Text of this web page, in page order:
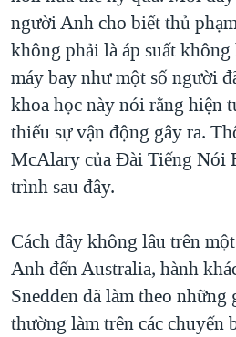
"Tìm"NGƯỜI VIỆT HẢI NGOẠI
ĐỜI SỐNG
KINH TẾ
KHOA HỌC
SỨC KHOẺ
VĂN HOÁ
GIÁO DỤC
HÀNH TRÌNH BẦU CỬ 2024
MỘT NĂM CHIẾN TRANH TẠI DẢI
GIẢI MÃ VÀNH ĐAI & CON
NGÀY TỊ NẠN THẾ GIỚI
TRỊNH VĨNH BÌNH - NGƯỜI HẠ
GROUND ZERO – XƯA VÀ NAY
CÁC GIÁ TRỊ CỘNG HÒA Ở VIỆT
THƯỢNG ĐỈNH TRUMP-KIM TẠI
TRỊNH VĨNH BÌNH VS. CHÍNH
VIDEO
NGHE
MẠNG XÃ HỘI
Ngôn ngữ khác
người Anh cho biết thủ
không phải là áp suất
máy bay như một số người
khoa học này nói rằng hiện
thiếu sự vận động gây ra.
McAlary của Đài Tiếng Nói
trình sau đây.
Cách đây không lâu trên
Anh đến Australia, hành
Snedden đã làm theo những
thường làm trên các chuyến